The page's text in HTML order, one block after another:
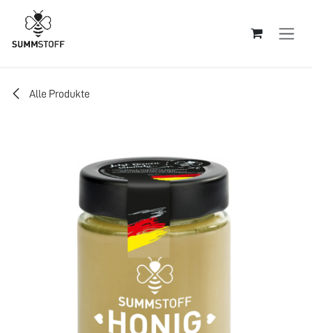
Zum Inhalt springen
Alle Produkte